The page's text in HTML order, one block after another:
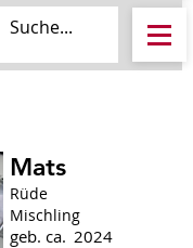
Mats
Rüde
Mischling
geb. ca. 2024